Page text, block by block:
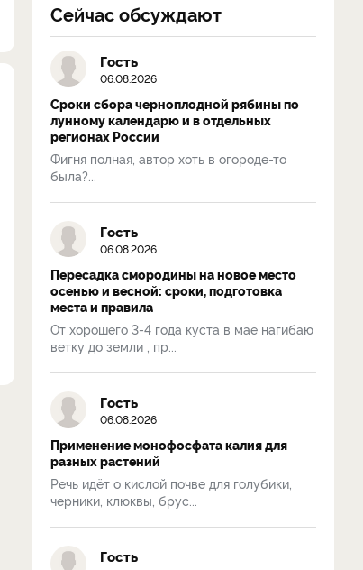
Сейчас обсуждают
Гость
06.08.2026
Сроки сбора черноплодной рябины по
лунному календарю и в отдельных
регионах России
Фигня полная, автор хоть в огороде-то
была?...
Гость
06.08.2026
Пересадка смородины на новое место
осенью и весной: сроки, подготовка
места и правила
От хорошего 3-4 года куста в мае нагибаю
ветку до земли , пр...
Гость
06.08.2026
Применение монофосфата калия для
разных растений
Речь идёт о кислой почве для голубики,
черники, клюквы, брус...
Гость